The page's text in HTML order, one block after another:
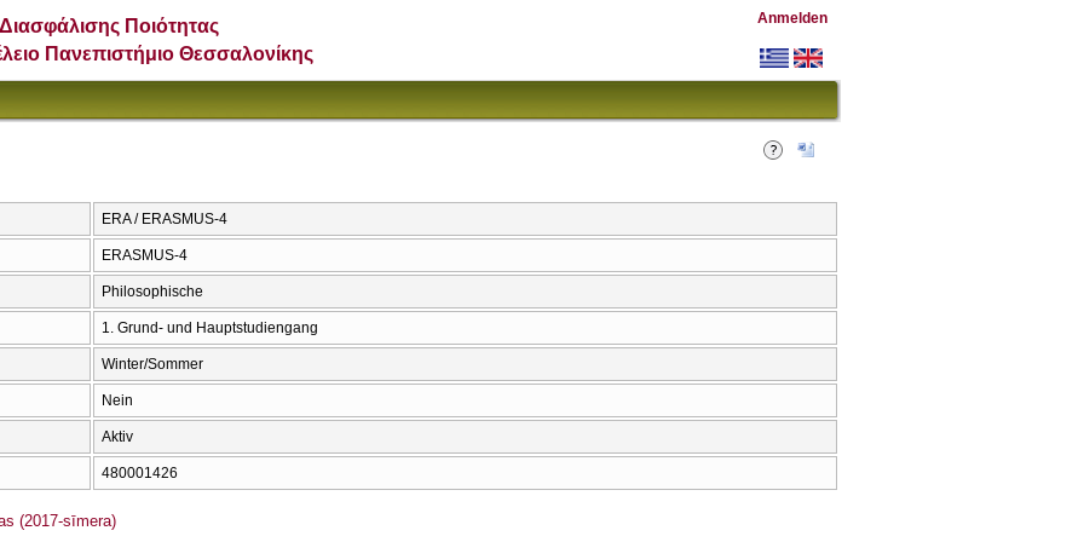
Ποιότητας
Πανεπιστήμιο Θεσσαλονίκης
Anmelden
ERA / ERASMUS-4
ERASMUS-4
Philosophische
1. Grund- und Hauptstudiengang
Winter/Sommer
Nein
Aktiv
480001426
(2017-sīmera)